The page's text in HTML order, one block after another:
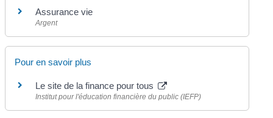
Assurance vie
Argent
Pour en savoir plus
Le site de la finance pour tous
Institut pour l'éducation financière du public (IEFP)